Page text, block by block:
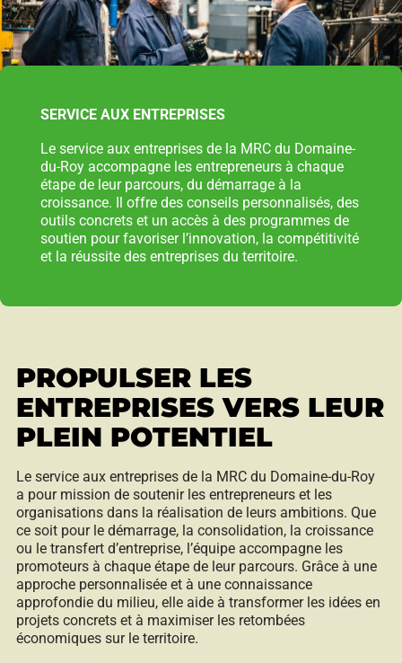
Fonds, programmes et appels de projets
Règlements, politiques, cadres, plans
Répertoire des entreprises
Villégiature
Vente pour non-paiement de taxes
SERVICE AUX ENTREPRISES
Le service aux entreprises de la MRC du Domaine-
du-Roy accompagne les entrepreneurs à chaque
étape de leur parcours, du démarrage à la
croissance. Il offre des conseils personnalisés, des
outils concrets et un accès à des programmes de
soutien pour favoriser l’innovation, la compétitivité
et la réussite des entreprises du territoire.
PROPULSER LES
ENTREPRISES VERS LEUR
PLEIN POTENTIEL
Le service aux entreprises de la MRC du Domaine-du-Roy
a pour mission de soutenir les entrepreneurs et les
organisations dans la réalisation de leurs ambitions. Que
ce soit pour le démarrage, la consolidation, la croissance
ou le transfert d’entreprise, l’équipe accompagne les
promoteurs à chaque étape de leur parcours. Grâce à une
approche personnalisée et à une connaissance
approfondie du milieu, elle aide à transformer les idées en
projets concrets et à maximiser les retombées
économiques sur le territoire.